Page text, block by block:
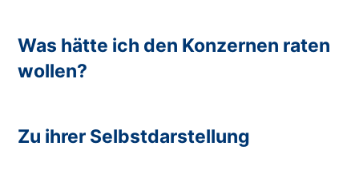
Was hätte ich den Konzernen raten
wollen?
Zu ihrer Selbstdarstellung